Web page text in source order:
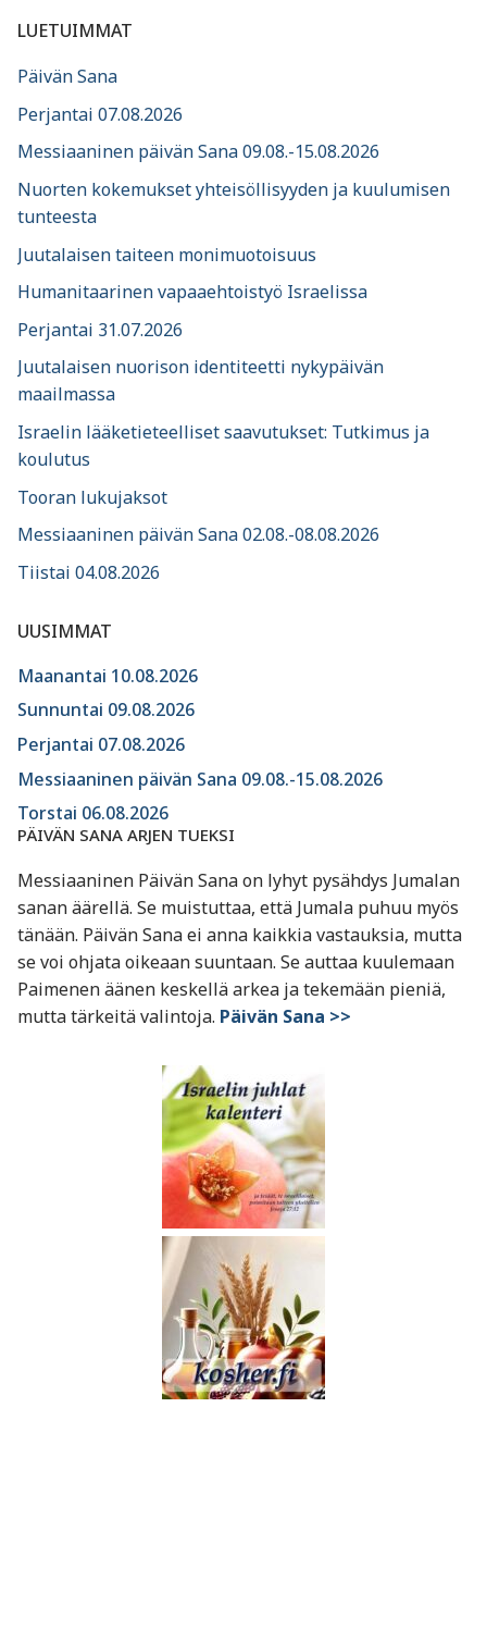
LUETUIMMAT
Päivän Sana
Perjantai 07.08.2026
Messiaaninen päivän Sana 09.08.-15.08.2026
Nuorten kokemukset yhteisöllisyyden ja kuulumisen
tunteesta
Juutalaisen taiteen monimuotoisuus
Humanitaarinen vapaaehtoistyö Israelissa
Perjantai 31.07.2026
Juutalaisen nuorison identiteetti nykypäivän
maailmassa
Israelin lääketieteelliset saavutukset: Tutkimus ja
koulutus
Tooran lukujaksot
Messiaaninen päivän Sana 02.08.-08.08.2026
Tiistai 04.08.2026
UUSIMMAT
Maanantai 10.08.2026
Sunnuntai 09.08.2026
Perjantai 07.08.2026
Messiaaninen päivän Sana 09.08.-15.08.2026
Torstai 06.08.2026
PÄIVÄN SANA ARJEN TUEKSI
Messiaaninen Päivän Sana on lyhyt pysähdys Jumalan
sanan äärellä. Se muistuttaa, että Jumala puhuu myös
tänään. Päivän Sana ei anna kaikkia vastauksia, mutta
se voi ohjata oikeaan suuntaan. Se auttaa kuulemaan
Paimenen äänen keskellä arkea ja tekemään pieniä,
mutta tärkeitä valintoja. Päivän Sana >>